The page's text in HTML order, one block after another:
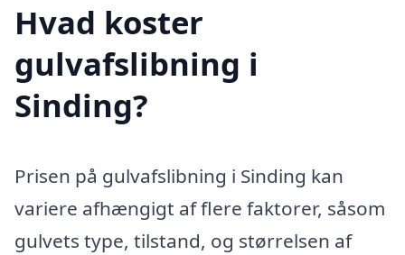
Hvad koster
gulvafslibning i
Sinding?
Prisen på gulvafslibning i Sinding kan
variere afhængigt af flere faktorer, såsom
gulvets type, tilstand, og størrelsen af